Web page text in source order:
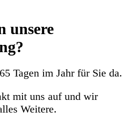
unsere
Tagen im Jahr für Sie da.
mit uns auf und wir
Weitere.